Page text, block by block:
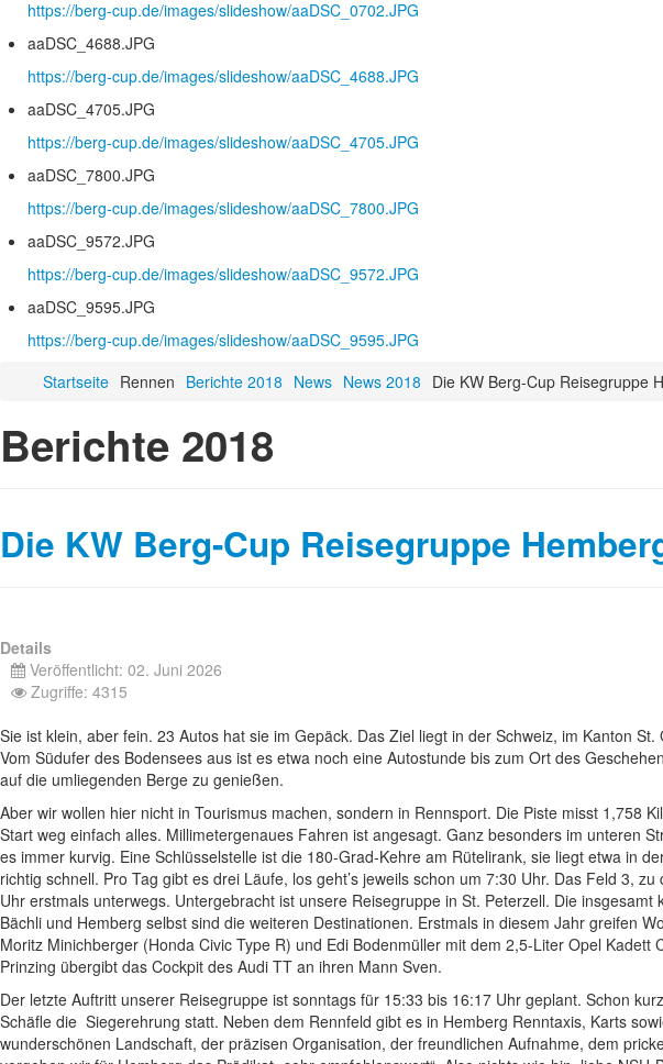
https://berg-cup.de/images/slideshow/aaDSC_0702.JPG
aaDSC_4688.JPG
https://berg-cup.de/images/slideshow/aaDSC_4688.JPG
aaDSC_4705.JPG
https://berg-cup.de/images/slideshow/aaDSC_4705.JPG
aaDSC_7800.JPG
https://berg-cup.de/images/slideshow/aaDSC_7800.JPG
aaDSC_9572.JPG
https://berg-cup.de/images/slideshow/aaDSC_9572.JPG
aaDSC_9595.JPG
https://berg-cup.de/images/slideshow/aaDSC_9595.JPG
Startseite Rennen Berichte 2018 News News 2018 Die KW Berg-Cup Reisegruppe
Berichte 2018
Die KW Berg-Cup Reisegruppe
Details
Veröffentlicht: 02. Juni 2026
Zugriffe: 4315
Sie ist klein, aber fein. 23 Autos hat sie im Gepäck. Das Ziel liegt in der Schweiz, im Kanton
Vom Südufer des Bodensees aus ist es etwa noch eine Autostunde bis zum Ort des
auf die umliegenden Berge zu genießen.
Aber wir wollen hier nicht in Tourismus machen, sondern in Rennsport. Die Piste misst 1,758
Start weg einfach alles. Millimetergenaues Fahren ist angesagt. Ganz besonders im unteren
es immer kurvig. Eine Schlüsselstelle ist die 180-Grad-Kehre am Rütelirank, sie liegt etwa in
richtig schnell. Pro Tag gibt es drei Läufe, los geht’s jeweils schon um 7:30 Uhr. Das Feld 3,
Uhr erstmals unterwegs. Untergebracht ist unsere Reisegruppe in St. Peterzell. Die
Bächli und Hemberg selbst sind die weiteren Destinationen. Erstmals in diesem Jahr greifen
Moritz Minichberger (Honda Civic Type R) und Edi Bodenmüller mit dem 2,5-Liter Opel
Prinzing übergibt das Cockpit des Audi TT an ihren Mann Sven.
Der letzte Auftritt unserer Reisegruppe ist sonntags für 15:33 bis 16:17 Uhr geplant. Schon
Schäfle die Siegerehrung statt. Neben dem Rennfeld gibt es in Hemberg Renntaxis, Karts
wunderschönen Landschaft, der präzisen Organisation, der freundlichen Aufnahme, dem